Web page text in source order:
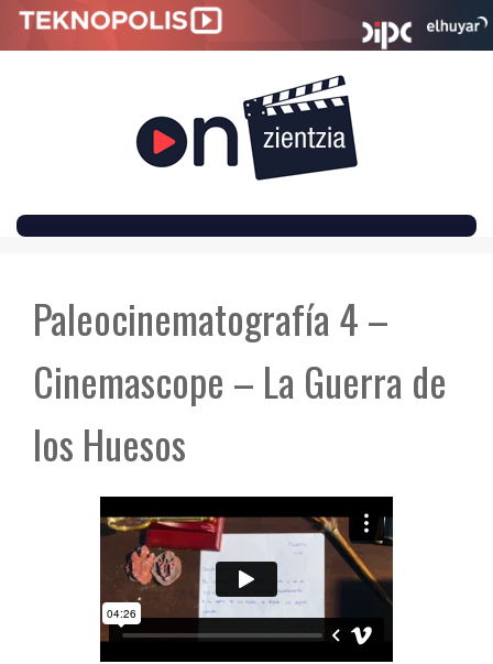
CONTENT
Paleocinematografía 4 –
Cinemascope – La Guerra de
los Huesos